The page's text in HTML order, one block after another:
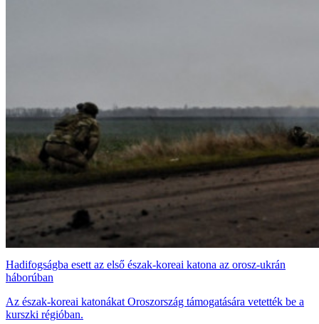
Hadifogságba esett az első észak-koreai katona az orosz-ukrán
háborúban
Az észak-koreai katonákat Oroszország támogatására vetették be a
kurszki régióban.